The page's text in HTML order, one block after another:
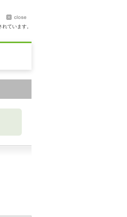
ています。